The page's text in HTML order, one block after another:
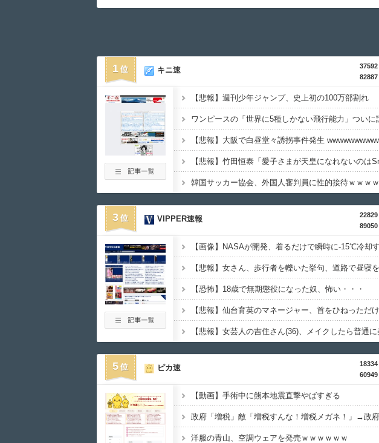
1
37592
82887
キニ速
【悲報】週刊少年ジャンプ、史上初の100万部割れ
韓国サッカー協会、外国人審判員に性的接待ｗｗｗｗ
3
22829
89050
VIPPER速報
【恐怖】18歳で無期懲役になった奴、怖い・・・
5
18334
60949
ピカ速
【動画】手術中に熊本地震直撃やばすぎる
洋服の青山、空調ウェアを発売ｗｗｗｗｗｗ